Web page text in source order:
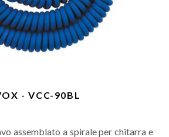
- VCC-90BL
assemblato a spirale per chitarra e